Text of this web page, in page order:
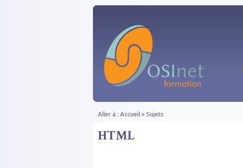
Aller à : Accueil » Sujets
HTML